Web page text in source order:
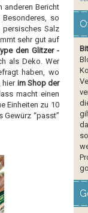
anderen Bericht
so
persisches Salz
sehr gut auf
den Glitzer -
als Deko. Wer
haben, wo
hier im Shop der
macht einen
Einheiten zu 10
“passt”